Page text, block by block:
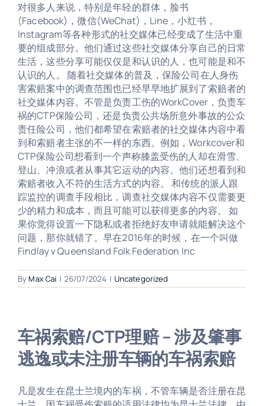
对很多人来说，特别是年轻的群体，脸书
(Facebook)，微信(WeChat)，Line，小红书，
Instagram等各种形式的社交媒体已经变成了生活中重
要的组成部分。他们通过这些社交媒体分享自己的日常
生活，这些分享可能仅仅是和认识的人，也可能是和不
认识的人。 随着社交媒体的普及，保险公司在人身伤
害索赔案中的调查范围也已经早早地扩展到了索赔者的
社交媒体内容。不管是负责工伤的WorkCover，负责车
祸的CTP保险公司，还是负责公共场所意外事故的公众
责任险公司，他们都希望在索赔者的社交媒体内容中看
到和索赔者主张的不一样的东西。例如，Workcover和
CTP保险公司想看到一个声称膝盖受伤的人却在滑雪、
登山、冲浪或者从事其它运动的内容。他们还想看到和
索赔者收入不符的生活方式的内容。 和传统的派人跟
踪监控的调查手段相比，调查社交媒体内容不仅需要更
少的精力和成本，而且可能可以获得更多的内容。 如
果你觉得设置一下隐私或者拒绝好友申请就能解决这个
问题，那你就错了。早在2016年的时候，在一个叫做
Findlay v Queensland Folk Federation Inc
ByMax Cai | 26/07/2024 | Uncategorized
车祸索赔/CTP理赔 – 涉及肇事
逃逸或未注册车辆的车祸索赔
凡是发生在昆士兰境内的车祸，不管车辆是否注册在昆